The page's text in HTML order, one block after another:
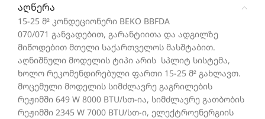
აღწერა
15-25 მ² კონდეციონერი BEKO BBFDA
070/071 განვადებით, გარანტიითა და ადგილზე
მიწოდებით მთელი საქართველოს მასშტაბით.
აღნიშნული მოდელის ტიპი არის სპლიტ სისტემა,
ხოლო რეკომენდირებული ფართი 15-25 მ² გახლავთ.
მოცემული მოდელის სიმძლავრე გაგრილების
რეჟიმში 649 W 8000 BTU/სთ-ია, სიმძლავრე გათბობის
რეჟიმში 2345 W 7000 BTU/სთ-ი, ელექტროენერგიის